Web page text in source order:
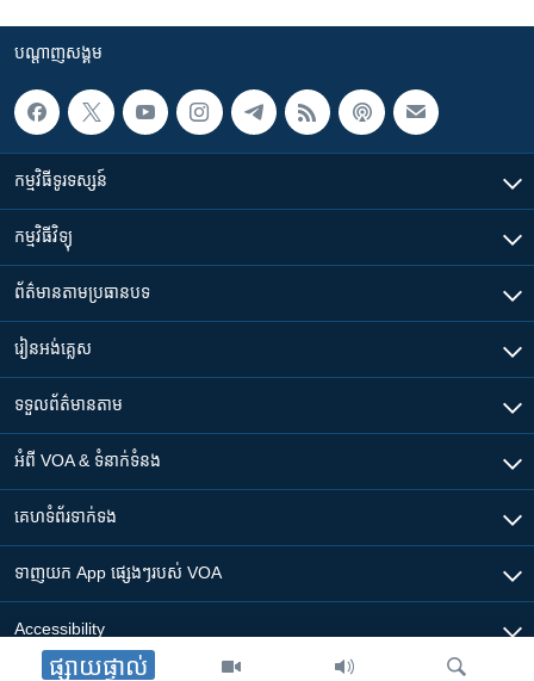
ផ្សាយផ្ទាល់
បណ្តាញ​សង្គម
កម្មវិធី​ទូរទស្សន៍
កម្មវិធី​វិទ្យុ
ព័ត៌មាន​តាមប្រធានបទ​
រៀន​​អង់គ្លេស
ទទួល​ព័ត៌មាន​តាម
អំពី​ VOA & ទំនាក់ទំនង
គេហទំព័រ​​ទាក់ទង
ទាញយក​ App ផ្សេងៗ​របស់​ VOA
Accessibility